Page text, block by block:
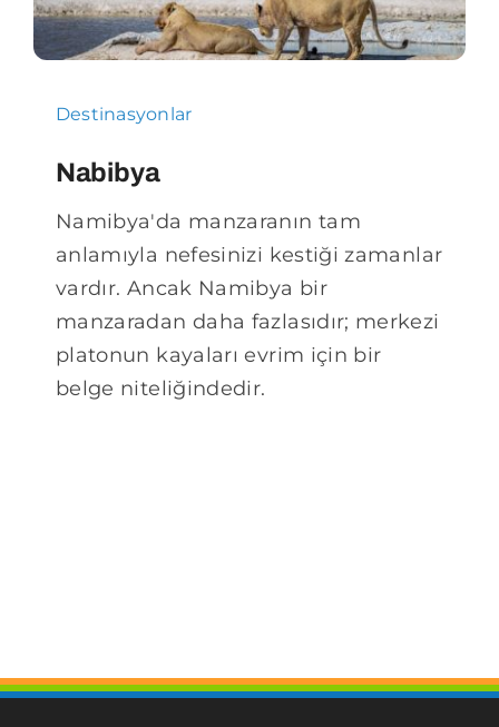
Destinasyonlar
Nabibya
Namibya'da manzaranın tam
anlamıyla nefesinizi kestiği zamanlar
vardır. Ancak Namibya bir
manzaradan daha fazlasıdır; merkezi
platonun kayaları evrim için bir
belge niteliğindedir.